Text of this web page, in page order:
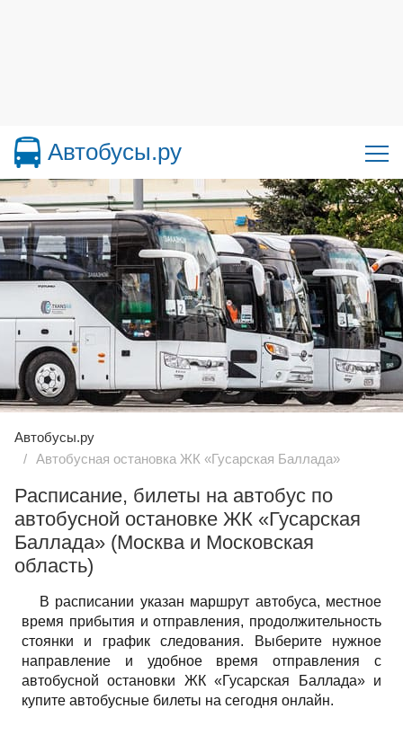
Автобусы.ру
Автобусы.ру
Автобусная остановка ЖК «Гусарская Баллада»
Расписание, билеты на автобус по
автобусной остановке ЖК «Гусарская
Баллада» (Москва и Московская
область)
В расписании указан маршрут автобуса, местное
время прибытия и отправления, продолжительность
стоянки и график следования. Выберите нужное
направление и удобное время отправления с
автобусной остановки ЖК «Гусарская Баллада» и
купите автобусные билеты на сегодня онлайн.